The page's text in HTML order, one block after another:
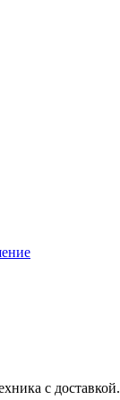
с доставкой.